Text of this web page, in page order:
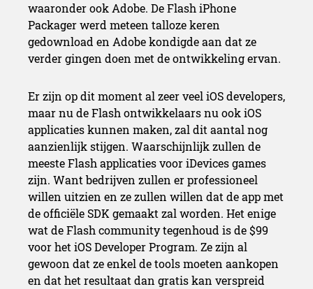
waaronder ook Adobe. De Flash iPhone
Packager werd meteen talloze keren
gedownload en Adobe kondigde aan dat ze
verder gingen doen met de ontwikkeling ervan.
Er zijn op dit moment al zeer veel iOS developers,
maar nu de Flash ontwikkelaars nu ook iOS
applicaties kunnen maken, zal dit aantal nog
aanzienlijk stijgen. Waarschijnlijk zullen de
meeste Flash applicaties voor iDevices games
zijn. Want bedrijven zullen er professioneel
willen uitzien en ze zullen willen dat de app met
de officiële SDK gemaakt zal worden. Het enige
wat de Flash community tegenhoud is de $99
voor het iOS Developer Program. Ze zijn al
gewoon dat ze enkel de tools moeten aankopen
en dat het resultaat dan gratis kan verspreid